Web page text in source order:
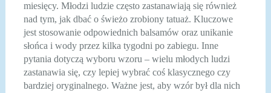
miesięcy. Młodzi ludzie często zastanawiają się również
nad tym, jak dbać o świeżo zrobiony tatuaż. Kluczowe
jest stosowanie odpowiednich balsamów oraz unikanie
słońca i wody przez kilka tygodni po zabiegu. Inne
pytania dotyczą wyboru wzoru – wielu młodych ludzi
zastanawia się, czy lepiej wybrać coś klasycznego czy
bardziej oryginalnego. Ważne jest, aby wzór był dla nich